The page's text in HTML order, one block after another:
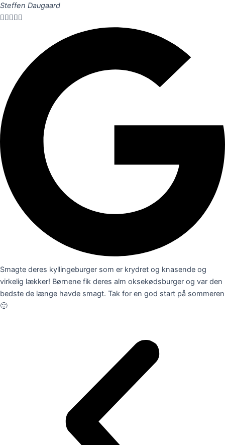
Steffen Daugaard

Smagte deres kyllingeburger som er krydret og knasende og
virkelig lækker! Børnene fik deres alm oksekødsburger og var den
bedste de længe havde smagt. Tak for en god start på sommeren
🙂